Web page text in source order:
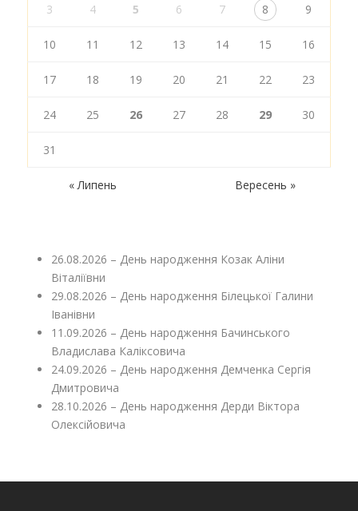
3 4 5 6 7 8 9
10 11 12 13 14 15 16
17 18 19 20 21 22 23
24 25 26 27 28 29 30
31
« Липень Вересень »
26.08.2026 – День народження Козак Аліни
Віталіївни
29.08.2026 – День народження Білецької Галини
Іванівни
11.09.2026 – День народження Бачинського
Владислава Каліксовича
24.09.2026 – День народження Демченка Сергія
Дмитровича
28.10.2026 – День народження Дерди Віктора
Олексійовича